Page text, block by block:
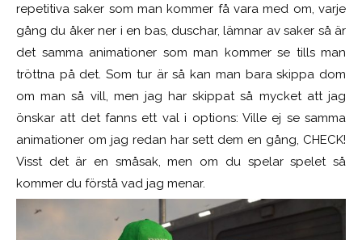
repetitiva saker som man kommer få vara med om, varje
gång du åker ner i en bas, duschar, lämnar av saker så är
det samma animationer som man kommer se tills man
tröttna på det. Som tur är så kan man bara skippa dom
om man så vill, men jag har skippat så mycket att jag
önskar att det fanns ett val i options: Ville ej se samma
animationer om jag redan har sett dem en gång, CHECK!
Visst det är en småsak, men om du spelar spelet så
kommer du förstå vad jag menar.